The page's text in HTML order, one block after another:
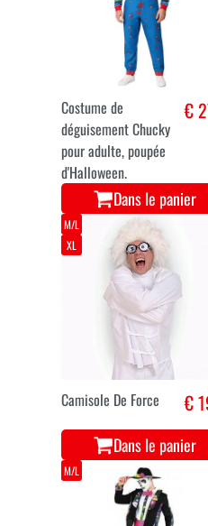
Costume de
déguisement Chucky
pour adulte, poupée
d'Halloween.
€
Dans le panier
M/L
XL
Camisole De Force €
Dans le panier
M/L